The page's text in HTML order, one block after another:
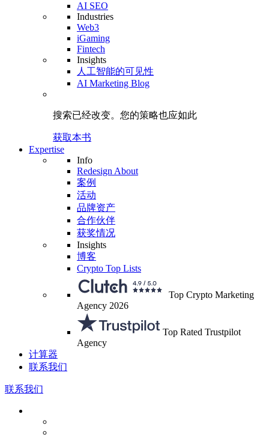
AI SEO
Industries
Web3
iGaming
Fintech
Insights
人工智能的可见性
AI Marketing Blog
搜索已经改变。 您的策略也应如此
获取本书
Expertise
Info
Redesign About
案例
活动
品牌资产
合作伙伴
获奖情况
Insights
博客
Crypto Top Lists
Top Crypto Marketing
Agency 2026
Top Rated Trustpilot
Agency
计算器
联系我们
联系我们